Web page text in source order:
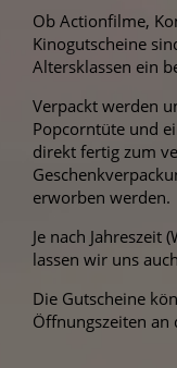
Ob Actionfilme,
Kinogutscheine
Altersklassen ein
Verpackt werden
Popcorntüte und
direkt fertig zum
erworben werden.
Je nach Jahreszeit
lassen wir uns
Die Gutscheine
Öffnungszeiten an